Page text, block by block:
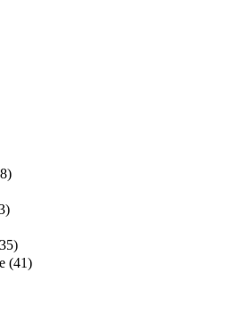
(41)